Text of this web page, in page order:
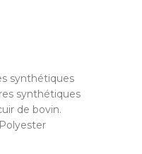
synthétiques
synthétiques
de bovin.